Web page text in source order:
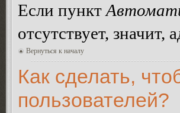
Если пункт
отсутствует,
Вернуться к началу
Как сделать,
пользователей?